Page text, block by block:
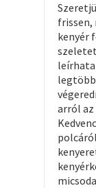
frissen,
kenyér
legtöbb
arról